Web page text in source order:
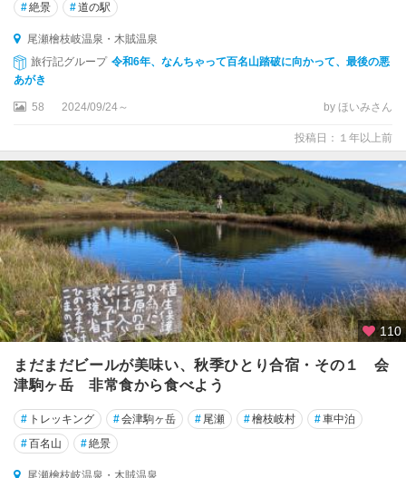
#絶景 #道の駅
尾瀬檜枝岐温泉・木賊温泉
旅行記グループ 令和6年、なんちゃって百名山踏破に向かって、最後の悪
あがき
58 2024/09/24～ by ほいみさん
投稿日：１年以上前
110
まだまだビールが美味い、秋季ひとり合宿・その１ 会
津駒ヶ岳 非常食から食べよう
# トレッキング #会津駒ヶ岳 # 尾瀬 #檜枝岐村 #車中泊
#百名山 #絶景
尾瀬檜枝岐温泉・木賊温泉